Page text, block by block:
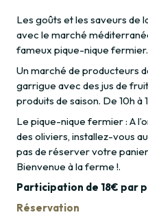
Les goûts et les saveurs de
avec le marché
fameux pique-nique fermier.
Un marché de producteurs
garrigue avec des jus de
produits de saison. De 10h à
Le pique-nique fermier : A
des oliviers, installez-vous
pas de réserver votre
Bienvenue à la ferme !.
Participation de 18€ par
Réservation